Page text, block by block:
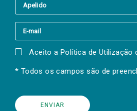
Aceito a Política de Utilização
* Todos os campos são de